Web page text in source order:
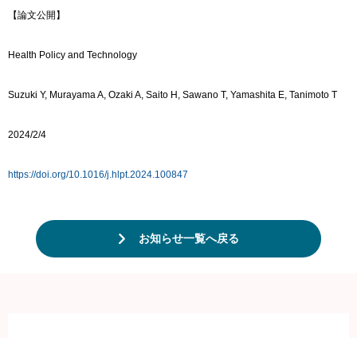
【論文公開】
Health Policy and Technology
Suzuki Y, Murayama A, Ozaki A, Saito H, Sawano T, Yamashita E, Tanimoto T
2024/2/4
https://doi.org/10.1016/j.hlpt.2024.100847
お知らせ一覧へ戻る